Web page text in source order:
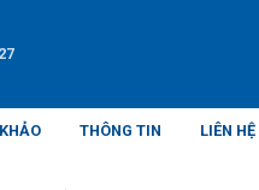
THÔNG TIN LIÊN HỆ